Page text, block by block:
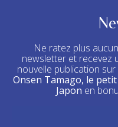
Ne ratez plus
newsletter et recevez
nouvelle publication
Onsen Tamago, le
Japon en